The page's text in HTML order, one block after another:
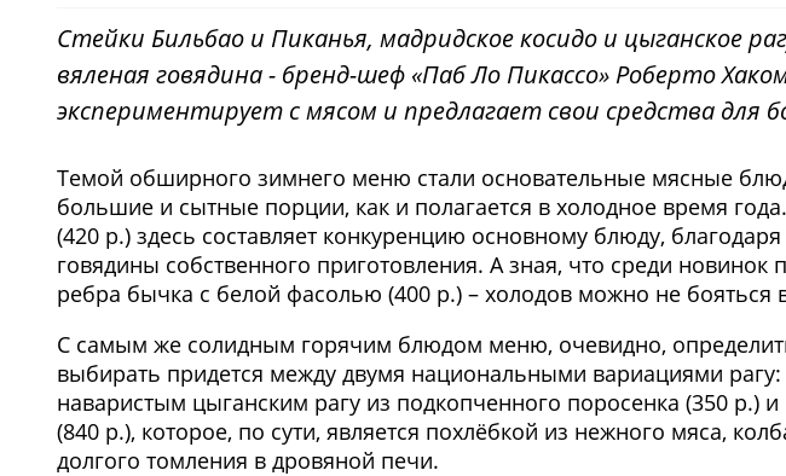
Стейки Бильбао и Пиканья, мадридское косидо и цыганское
вяленая говядина - бренд-шеф «Паб Ло Пикассо» Роберто
экспериментирует с мясом и предлагает свои средства для
Темой обширного зимнего меню стали основательные мясные
большие и сытные порции, как и полагается в холодное время
(420 р.) здесь составляет конкуренцию основному блюду,
говядины собственного приготовления. А зная, что среди новинок
ребра бычка с белой фасолью (400 р.) – холодов можно не бояться
С самым же солидным горячим блюдом меню, очевидно,
выбирать придется между двумя национальными вариациями
наваристым цыганским рагу из подкопченного поросенка (350 р.)
(840 р.), которое, по сути, является похлёбкой из нежного мяса,
долгого томления в дровяной печи.